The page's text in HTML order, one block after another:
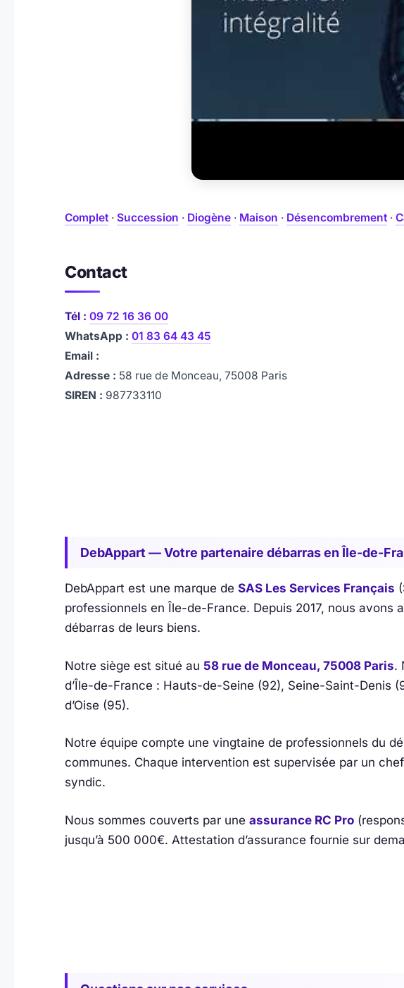
Complet · Succession · Diogène · Maison · Désencombrement ·
Contact
Tél : 09 72 16 36 00
WhatsApp : 01 83 64 43 45
Email :
Adresse : 58 rue de Monceau, 75008 Paris
SIREN : 987733110
DebAppart — Votre partenaire débarras en Île-de-
DebAppart est une marque de SAS Les Services Français
professionnels en Île-de-France. Depuis 2017, nous
débarras de leurs biens.
Notre siège est situé au 58 rue de Monceau, 75008 Paris.
d’Île-de-France : Hauts-de-Seine (92), Seine-Saint-Denis
d’Oise (95).
Notre équipe compte une vingtaine de professionnels du
communes. Chaque intervention est supervisée par un
syndic.
Nous sommes couverts par une assurance RC Pro
jusqu’à 500 000€. Attestation d’assurance fournie sur